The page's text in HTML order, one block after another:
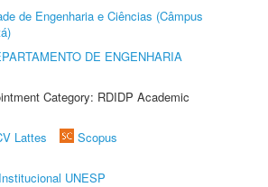
de Engenharia e Ciências (Câmpus
DE ENGENHARIA
Category: RDIDP Academic
Lattes
Scopus
UNESP